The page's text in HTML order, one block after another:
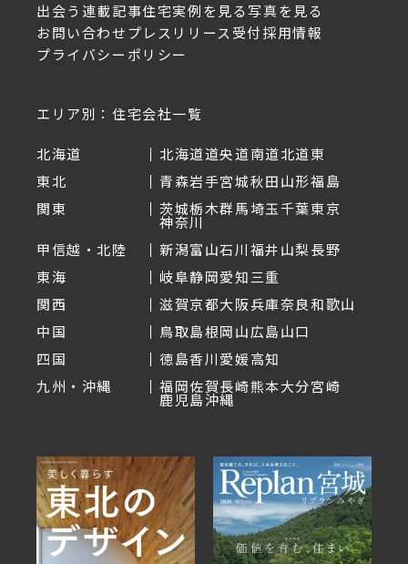
出会う 連載記事住宅実例を見る写真を見る
お問い合わせ プレスリリース受付採用情報
プライバシーポリシー
エリア別：住宅会社一覧
北海道 北海道道央道南道北道東
東北
青森岩手宮城秋田山形福島
関東
茨城栃木群馬埼玉千葉東京
神奈川
甲信越・北陸
新潟富山石川福井山梨長野
東海
岐阜静岡愛知三重
関西
滋賀京都大阪兵庫奈良和歌山
中国
鳥取島根岡山広島山口
四国
徳島香川愛媛高知
九州・沖縄
福岡佐賀長崎熊本大分宮崎
鹿児島沖縄